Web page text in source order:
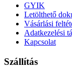
GYIK
Letölthető
Vásárlási
Adatkezelési
Kapcsolat
Szállítás